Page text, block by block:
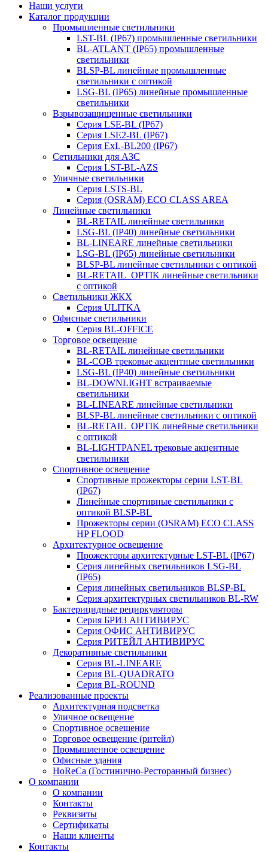
Наши услуги
Каталог продукции
Промышленные светильники
LST-BL (IP67) промышленные светильники
BL-ATLANT (IP65) промышленные
светильники
BLSP-BL линейные промышленные
светильники с оптикой
LSG-BL (IP65) линейные промышленные
светильники
Взрывозащищенные светильники
Серия LSE-BL (IP67)
Серия LSE2-BL (IP67)
Серия ExL-BL200 (IP67)
Сетильники для АЗС
Серия LST-BL-AZS
Уличные светильники
Серия LSTS-BL
Серия (ОSRAM) ECO CLASS AREA
Линейные светильники
BL-RETAIL линейные светильники
LSG-BL (IP40) линейные светильники
BL-LINEARE линейные светильники
LSG-BL (IP65) линейные светильники
BLSP-BL линейные светильники с оптикой
BL-RETAIL_OPTIK линейные светильники
с оптикой
Светильники ЖКХ
Серия ULITKA
Офисные светильники
Серия BL-OFFICE
Торговое освещение
BL-RETAIL линейные светильники
BL-COB трековые акцентные светильники
LSG-BL (IP40) линейные светильники
BL-DOWNLIGHT встраиваемые
светильники
BL-LINEARE линейные светильники
BLSP-BL линейные светильники с оптикой
BL-RETAIL_OPTIK линейные светильники
с оптикой
BL-LIGHTPANEL трековые акцентные
светильники
Спортивное освещение
Спортивные прожекторы серии LST-BL
(IP67)
Линейные спортивные светильники с
оптикой BLSP-BL
Прожекторы серии (OSRAM) ECO CLASS
HP FLOOD
Архитектурное освещение
Прожекторы архитектурные LST-BL (IP67)
Серия линейных светильников LSG-BL
(IP65)
Серия линейных светильников BLSP-BL
Серия архитектурных светильников BL-RW
Бактерицидные рециркуляторы
Серия БРИЗ АНТИВИРУС
Серия ОФИС АНТИВИРУС
Серия РИТЕЙЛ АНТИВИРУС
Декоративные светильники
Серия BL-LINEARE
Серия BL-QUADRATO
Серия BL-ROUND
Реализованные проекты
Архитектурная подсветка
Уличное освещение
Спортивное освещение
Торговое освещение (ритейл)
Промышленное освещение
Офисные здания
HoReCa (Гостинично-Ресторанный бизнес)
О компании
О компании
Контакты
Реквизиты
Сертификаты
Наши клиенты
Контакты